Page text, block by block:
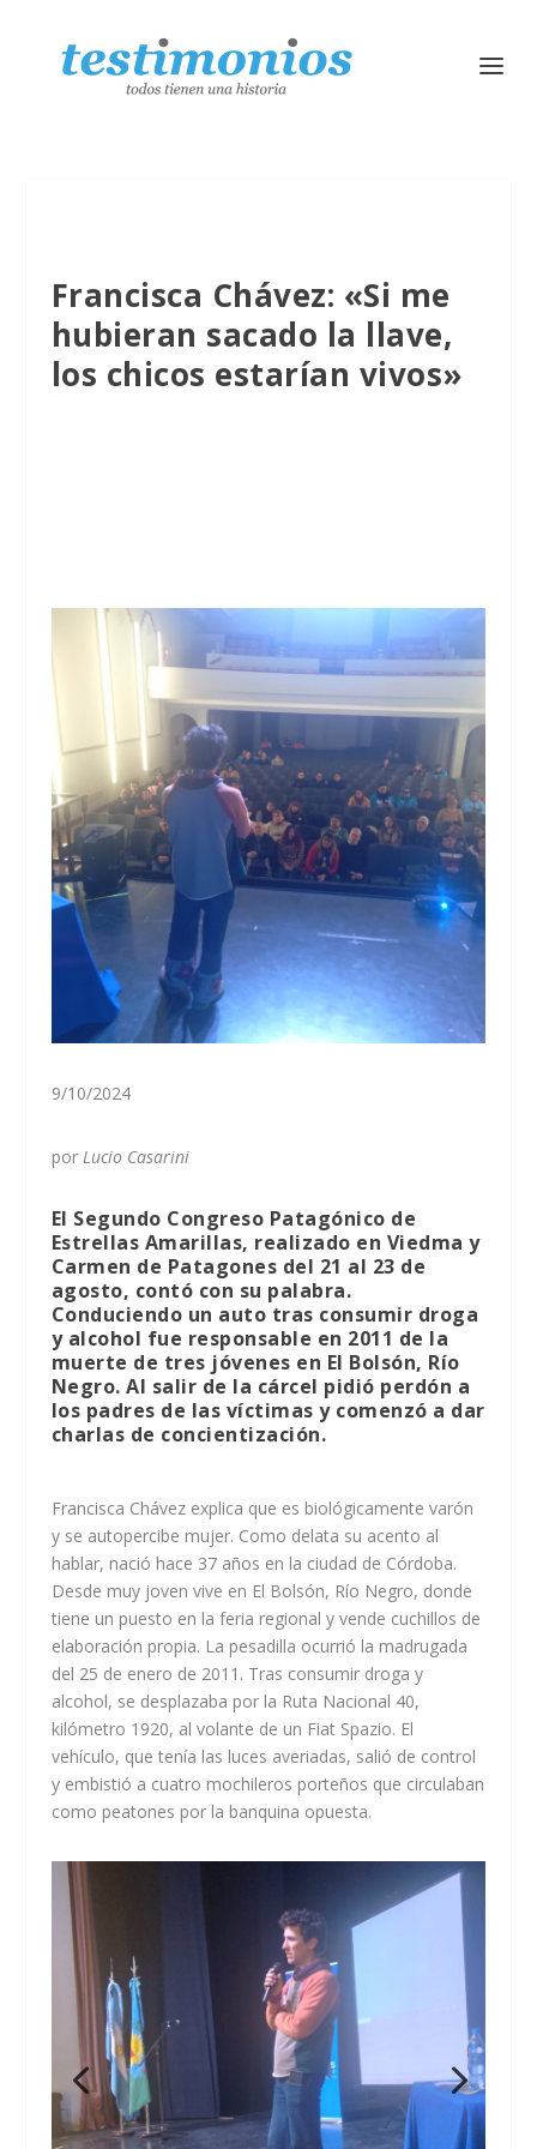
Francisca Chávez: «Si me
hubieran sacado la llave,
los chicos estarían vivos»
9/10/2024
por Lucio Casarini
El Segundo Congreso Patagónico de
Estrellas Amarillas, realizado en Viedma y
Carmen de Patagones del 21 al 23 de
agosto, contó con su palabra.
Conduciendo un auto tras consumir droga
y alcohol fue responsable en 2011 de la
muerte de tres jóvenes en El Bolsón, Río
Negro. Al salir de la cárcel pidió perdón a
los padres de las víctimas y comenzó a dar
charlas de concientización.
Francisca Chávez explica que es biológicamente varón
y se autopercibe mujer. Como delata su acento al
hablar, nació hace 37 años en la ciudad de Córdoba.
Desde muy joven vive en El Bolsón, Río Negro, donde
tiene un puesto en la feria regional y vende cuchillos de
elaboración propia. La pesadilla ocurrió la madrugada
del 25 de enero de 2011. Tras consumir droga y
alcohol, se desplazaba por la Ruta Nacional 40,
kilómetro 1920, al volante de un Fiat Spazio. El
vehículo, que tenía las luces averiadas, salió de control
y embistió a cuatro mochileros porteños que circulaban
como peatones por la banquina opuesta.